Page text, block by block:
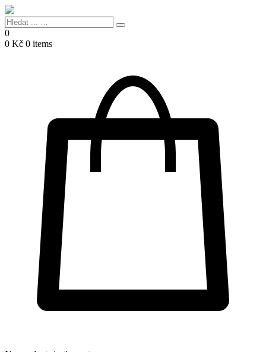
Hledat
...
…
Search
0
0 Kč 0 items